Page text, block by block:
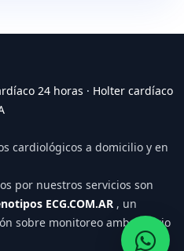
24 horas · Holter cardíaco
cardiológicos a domicilio y en
por nuestros servicios son
ECG.COM.AR , un
sobre monitoreo ambulatorio